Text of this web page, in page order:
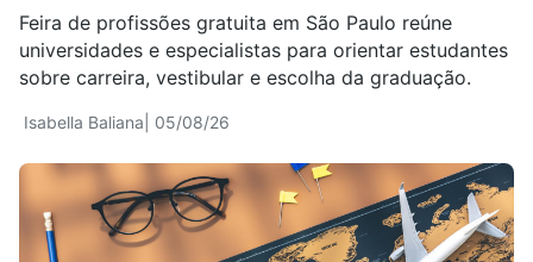
Isabella Baliana | 05/08/26
Feira de profissões gratuita em São Paulo reúne
universidades e especialistas para orientar estudantes
sobre carreira, vestibular e escolha da graduação.